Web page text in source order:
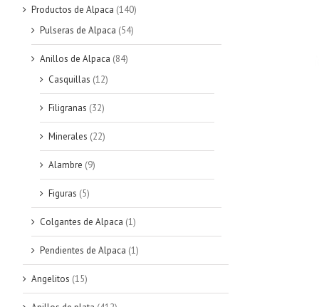
Productos de Alpaca (140)
Pulseras de Alpaca (54)
Anillos de Alpaca (84)
Casquillas (12)
Filigranas (32)
Minerales (22)
Alambre (9)
Figuras (5)
Colgantes de Alpaca (1)
Pendientes de Alpaca (1)
Angelitos (15)